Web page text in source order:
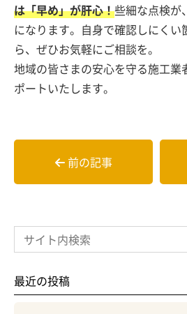
は「早め」が肝心！些細な点検が
になります。自身で確認しにくい
ら、ぜひお気軽にご相談を。
地域の皆さまの安心を守る施工業
ポートいたします。
前の記事
最近の投稿